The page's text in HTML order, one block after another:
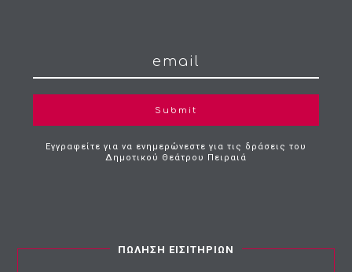
Submit
Εγγραφείτε για να ενημερώνεστε για τις δράσεις του
Δημοτικού Θεάτρου Πειραιά
ΠΩΛΗΣΗ ΕΙΣΙΤΗΡΙΩΝ